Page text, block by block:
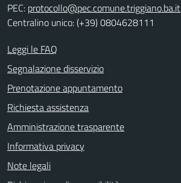
PEC: protocollo@pec.comune.triggiano.ba.it
Centralino unico: (+39) 0804628111
Leggi le FAQ
Segnalazione disservizio
Prenotazione appuntamento
Richiesta assistenza
Amministrazione trasparente
Informativa privacy
Note legali